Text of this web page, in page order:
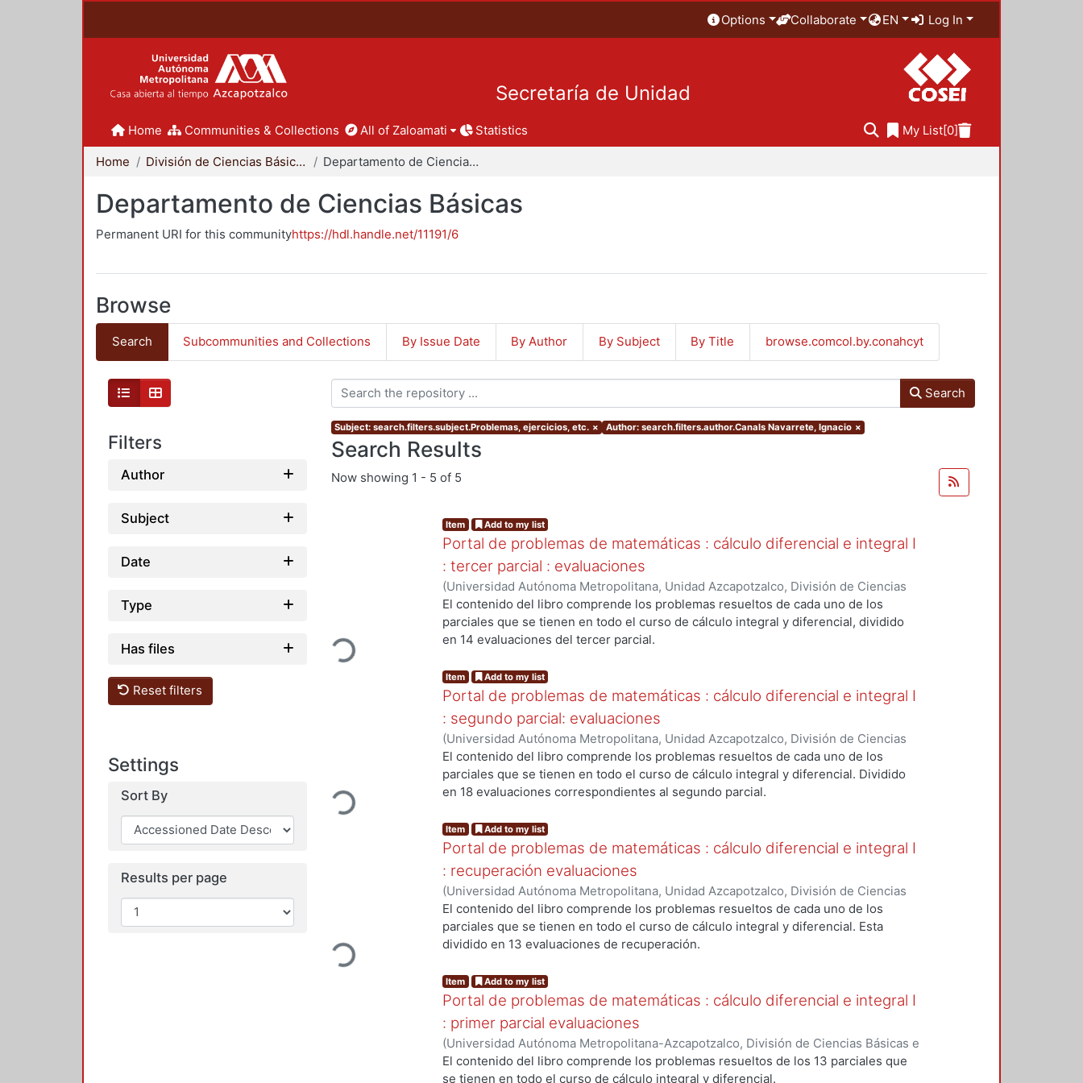
Options Collaborate EN Log In
Secretaría de Unidad
Home Communities & Collections All of Zaloamati Statistics My List[0]
Home División de Ciencias Básicas e Ingeniería Departamento de Ciencias Básicas
Departamento de Ciencias Básicas
Permanent URI for this communityhttps://hdl.handle.net/11191/6
Browse
Search Subcommunities and Collections By Issue Date By Author By Subject By Title browse.comcol.by.conahcyt
Filters
Author
Subject
Date
Type
Has files
Reset filters
Settings
Sort By
Results per page
Search
Subject: search.filters.subject.Problemas, ejercicios, etc. × Author: search.filters.author.Canals Navarrete, Ignacio ×
Search Results
Now showing 1 - 5 of 5
Loading...
Item Add to my list
Portal de problemas de matemáticas : cálculo diferencial e integral I
: tercer parcial : evaluaciones
(Universidad Autónoma Metropolitana, Unidad Azcapotzalco, División de Ciencias
Básicas e Ingeniería, Departamento de Ciencias Básicas,2005)Espinosa Herrera,
Ernesto Javier;Canals Navarrete, Ignacio;Meda Vidal, Manuel;Ulín Jiménez, Carlos
Antonio
El contenido del libro comprende los problemas resueltos de cada uno de los
parciales que se tienen en todo el curso de cálculo integral y diferencial, dividido
en 14 evaluaciones del tercer parcial.
Loading...
Item Add to my list
Portal de problemas de matemáticas : cálculo diferencial e integral I
: segundo parcial: evaluaciones
(Universidad Autónoma Metropolitana, Unidad Azcapotzalco, División de Ciencias
Básicas e Ingeniería, Departamento de Ciencias Básicas,2005)Espinosa Herrera,
Ernesto Javier;Canals Navarrete, Ignacio;Ulín Jiménez, Carlos Antonio;Meda
Vidal, Manuel
El contenido del libro comprende los problemas resueltos de cada uno de los
parciales que se tienen en todo el curso de cálculo integral y diferencial. Dividido
en 18 evaluaciones correspondientes al segundo parcial.
Loading...
Item Add to my list
Portal de problemas de matemáticas : cálculo diferencial e integral I
: recuperación evaluaciones
(Universidad Autónoma Metropolitana, Unidad Azcapotzalco, División de Ciencias
Básicas e Ingeniería, Departamento de Ciencias Básicas,2006)Espinosa Herrera,
Ernesto Javier;Canals Navarrete, Ignacio;Ulín Jiménez, Carlos Antonio;Meda
Vidal, Manuel
El contenido del libro comprende los problemas resueltos de cada uno de los
parciales que se tienen en todo el curso de cálculo integral y diferencial. Esta
dividido en 13 evaluaciones de recuperación.
Item Add to my list
Portal de problemas de matemáticas : cálculo diferencial e integral I
: primer parcial evaluaciones
(Universidad Autónoma Metropolitana-Azcapotzalco, División de Ciencias Básicas e
Ingeniería, Departamento de Ciencias Básicas,2005)Espinosa Herrera, Ernesto
Javier;Canals Navarrete, Ignacio;Ulín Jiménez, Carlos Antonio
El contenido del libro comprende los problemas resueltos de los 13 parciales que
se tienen en todo el curso de cálculo integral y diferencial.